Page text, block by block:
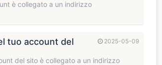
è collegato a un indirizzo
2025-05-09
tuo account del
del sito è collegato a un indirizzo